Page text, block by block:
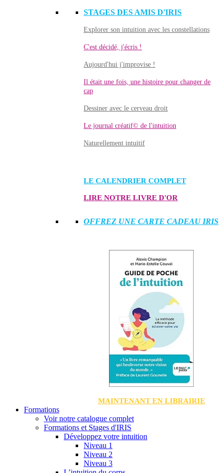
STAGES DES AMIS D'IRIS
Explorer son intuition avec les constellations
C'est décidé, j'écris !
Aujourd'hui j'improvise !
Il était une fois, une histoire pour changer de
cap
Dessiner avec le cerveau droit
Le journal créatif© de l'intuition
Naturellement intuitif
LE CALENDRIER COMPLET
LIRE NOTRE LIVRE D'OR
OFFREZ UNE CARTE CADEAU IRIS
MAINTENANT EN LIBRAIRIE
Formations
Voir notre catalogue complet
Formations et Stages d'IRIS
Développez votre intuition
Niveau 1
Niveau 2
Niveau 3